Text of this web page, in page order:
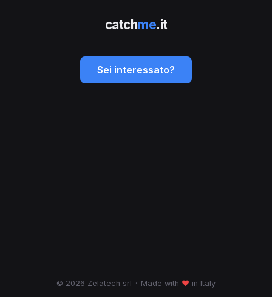
catchme.it
Sei interessato?
© 2026 Zelatech srl · Made with ♥ in Italy